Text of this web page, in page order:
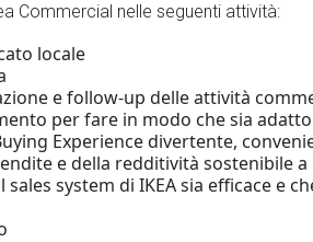
Commercial nelle seguenti attività:
locale
e follow-up delle attività
per fare in modo che sia
Experience divertente,
e della redditività sostenibile
system di IKEA sia efficace e